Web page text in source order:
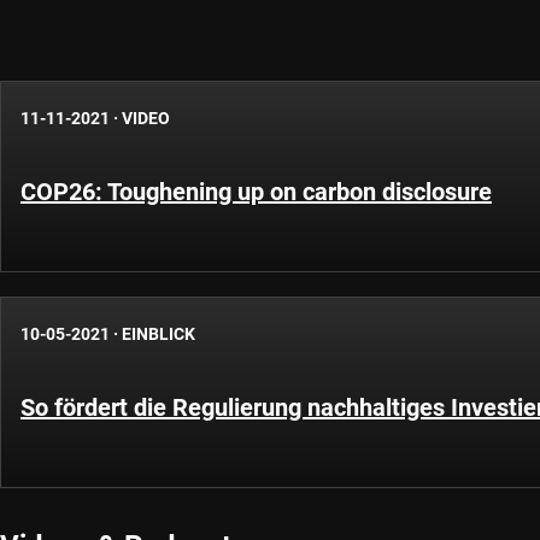
11-11-2021 · VIDEO
COP26: Toughening up on carbon disclosure
10-05-2021 · EINBLICK
So fördert die Regulierung nachhaltiges